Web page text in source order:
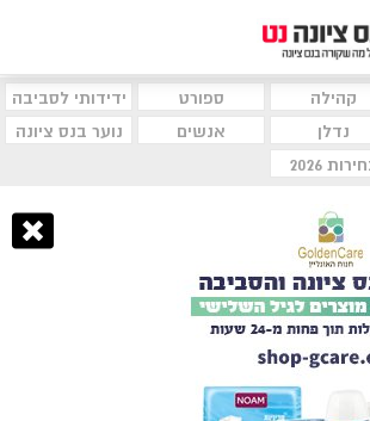
קהילה ספורט
ידידותי לסביבה
נדלן אנשים
נוער בנס ציונה
2026